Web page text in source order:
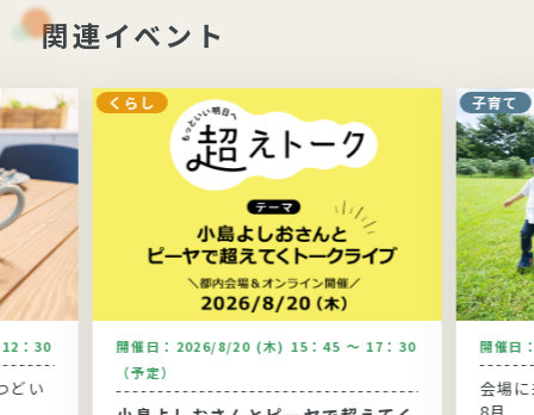
関連イベント
：30
どい
くらし
開催日： 2026/8/20 (木) 15：45 ～ 17：30
（予定）
子育て
開催日
会場